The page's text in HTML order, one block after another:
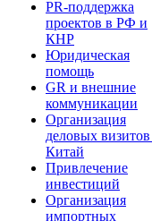
PR-поддержка
проектов в РФ и
КНР
Юридическая
помощь
GR и внешние
коммуникации
Организация
деловых визитов
Китай
Привлечение
инвестиций
Организация
импортных